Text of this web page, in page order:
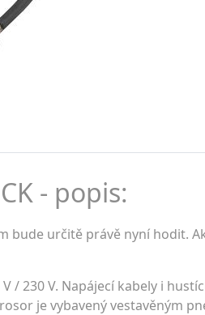
- popis:
bude určitě právě nyní hodit.
/ 230 V. Napájecí kabely i
je vybavený vestavěným